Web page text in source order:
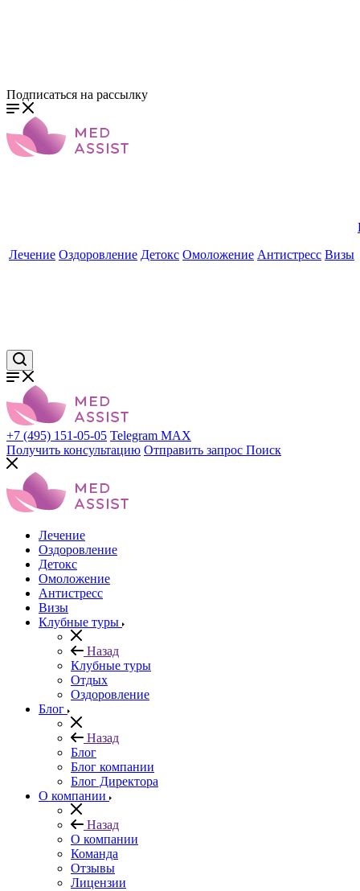
Подписаться на рассылку
Лечение Оздоровление Детокс Омоложение Антистресс Визы
+7 (495) 151-05-05 Telegram MAX
Получить консультацию Отправить запрос Поиск
Лечение
Оздоровление
Детокс
Омоложение
Антистресс
Визы
Клубные туры
Назад
Клубные туры
Отдых
Оздоровление
Блог
Назад
Блог
Блог компании
Блог Директора
О компании
Назад
О компании
Команда
Отзывы
Лицензии